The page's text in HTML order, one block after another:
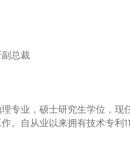
总裁
专业，硕士研究生学位，
自从业以来拥有技术专利